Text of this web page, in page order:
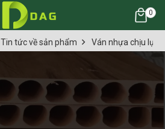
0
Tin tức về sản phẩm Ván nhựa chịu lực